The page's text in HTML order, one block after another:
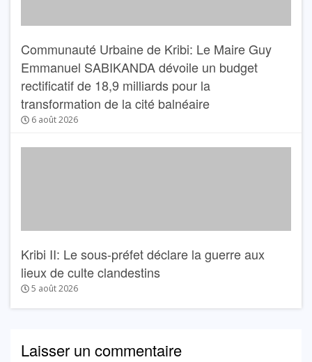
Communauté Urbaine de Kribi: Le Maire Guy
Emmanuel SABIKANDA dévoile un budget
rectificatif de 18,9 milliards pour la
transformation de la cité balnéaire
6 août 2026
Kribi II: Le sous-préfet déclare la guerre aux
lieux de culte clandestins
5 août 2026
Laisser un commentaire